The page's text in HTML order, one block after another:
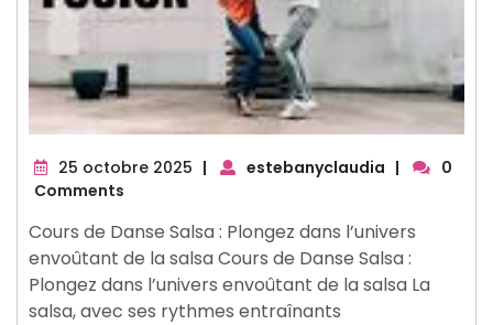
25 octobre 2025 25
| estebanyclaudia |
0
Comments
Cours de Danse Salsa : Plongez dans l’univers
envoûtant de la salsa Cours de Danse Salsa :
Plongez dans l’univers envoûtant de la salsa La
salsa, avec ses rythmes entraînants